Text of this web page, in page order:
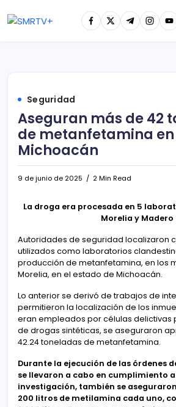
Seguridad
Aseguran más de 42
de metanfetamina en
Michoacán
9 de junio de 2025 2 Min Read
La droga era procesada en 5
Morelia y Madero
Autoridades de seguridad localizaron
utilizados como laboratorios
producción de metanfetamina, en los
Morelia, en el estado de Michoacán.
Lo anterior se derivó de trabajos de
permitieron la localización de los
eran empleados por células delictivas
de drogas sintéticas, se aseguraron
42.24 toneladas de metanfetamina.
Durante la ejecución de las órdenes
se llevaron a cabo en cumplimiento
investigación, también se
200 litros de metilamina cada uno,